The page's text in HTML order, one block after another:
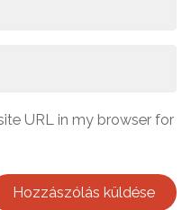
URL in my browser for